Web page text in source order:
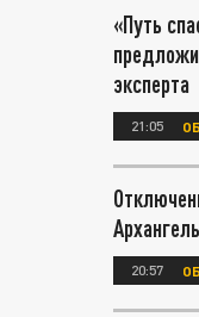
«Путь
эксперта
21:05
20:57